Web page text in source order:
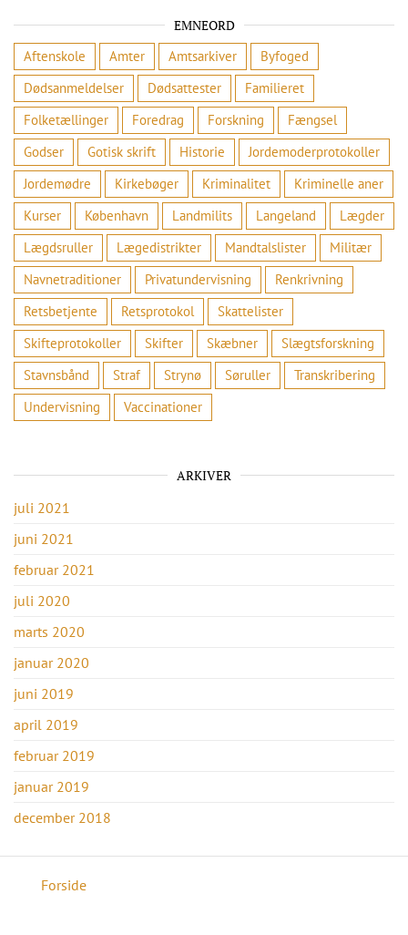
EMNEORD
Aftenskole
Amter Amtsarkiver
Byfoged
Dødsanmeldelser
Dødsattester
Familieret
Folketællinger
Foredrag Forskning
Fængsel
Godser
Gotisk skrift Historie
Jordemoderprotokoller
Jordemødre
Kirkebøger Kriminalitet
Kriminelle aner
Kurser
København Landmilits Langeland
Lægder
Lægdsruller
Lægedistrikter Mandtalslister
Militær
Navnetraditioner
Privatundervisning
Renkrivning
Retsbetjente
Retsprotokol
Skattelister
Skifteprotokoller
Skifter Skæbner
Slægtsforskning
Stavnsbånd
Straf Strynø Søruller
Transkribering
Undervisning
Vaccinationer
ARKIVER
juli 2021
juni 2021
februar 2021
juli 2020
marts 2020
januar 2020
juni 2019
april 2019
februar 2019
januar 2019
december 2018
Forside